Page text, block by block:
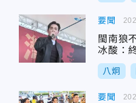
要聞
閩南狼
冰酸：
八炯
要聞